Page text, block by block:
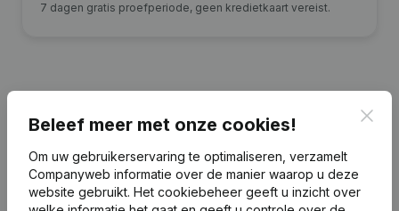
7 dagen gratis proefperiode, geen kredietkaart vereist.
Publicatiesvan Aph Business
Datum Publicatie
Beleef meer met onze cookies!
Om uw gebruikerservaring te optimaliseren, verzamelt
Companyweb informatie over de manier waarop u deze
website gebruikt. Het cookiebeheer geeft u inzicht over